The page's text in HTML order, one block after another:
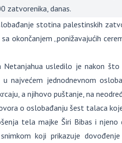
zatvorenika, danas.
stotina palestinskih
okončanjem „ponižavajućih
Netanjahua usledilo je nakon
najvećem jednodnevnom
a njihovo puštanje, na
o oslobađanju šest talaca
tela majke Širi Bibas i
koji prikazuje